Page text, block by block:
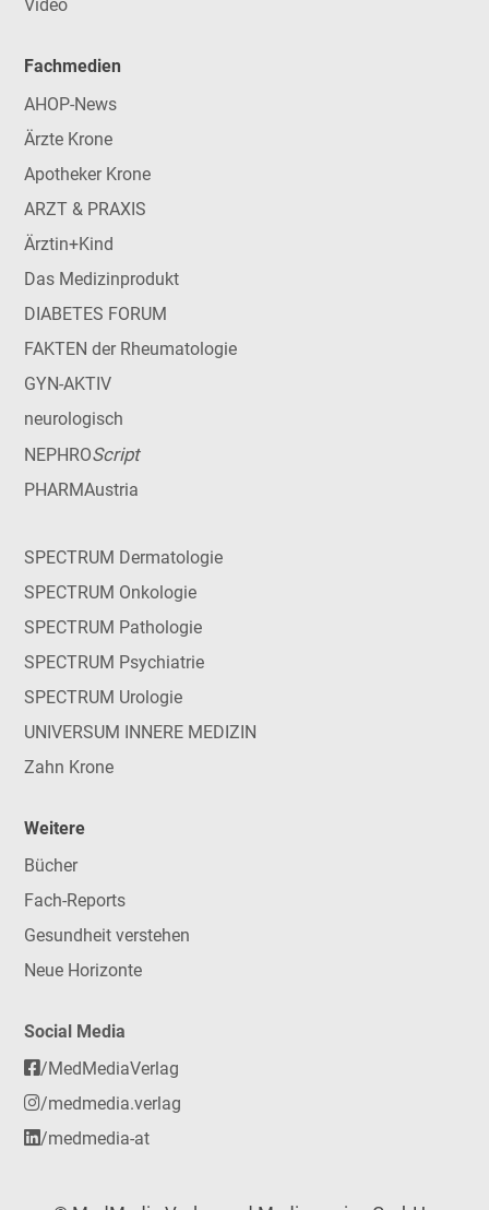
Video
Fachmedien
AHOP-News
Ärzte Krone
Apotheker Krone
ARZT & PRAXIS
Ärztin+Kind
Das Medizinprodukt
DIABETES FORUM
FAKTEN der Rheumatologie
GYN-AKTIV
neurologisch
NEPHROScript
PHARMAustria
SPECTRUM Dermatologie
SPECTRUM Onkologie
SPECTRUM Pathologie
SPECTRUM Psychiatrie
SPECTRUM Urologie
UNIVERSUM INNERE MEDIZIN
Zahn Krone
Weitere
Bücher
Fach-Reports
Gesundheit verstehen
Neue Horizonte
Social Media
/MedMediaVerlag
/medmedia.verlag
/medmedia-at